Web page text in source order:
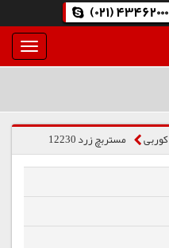
(021) 43462000
بار
و
كوربی مستربچ زرد 12230